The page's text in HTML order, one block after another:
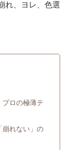
れ、ヨレ、色選
プロの極薄テ
崩れない」の